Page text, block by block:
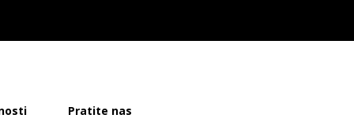
Pratite nas